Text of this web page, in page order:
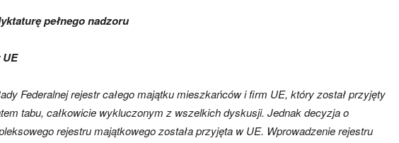
pełnego nadzoru
Federalnej rejestr całego majątku mieszkańców i firm UE, który został przyjęty
tabu, całkowicie wykluczonym z wszelkich dyskusji. Jednak decyzja o
rejestru majątkowego została przyjęta w UE. Wprowadzenie rejestru